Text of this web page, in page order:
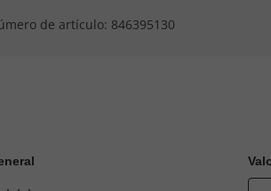
de artículo: 846395130